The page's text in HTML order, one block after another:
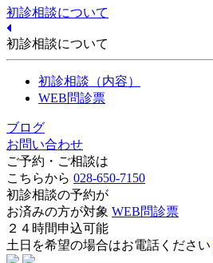
初診相談について
初診相談について
初診相談（内容）
WEB問診票
ブログ
お問い合わせ
ご予約・ご相談は
こちらから 028-650-7150
初診相談の予約が
お済みの方が対象 WEB問診票
２４時間申込可能
土日を希望の場合はお電話ください